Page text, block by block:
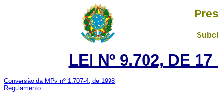
LEI Nº 9.702, DE
Conversão da MPv nº 1.707-4, de 1998
Regulamento